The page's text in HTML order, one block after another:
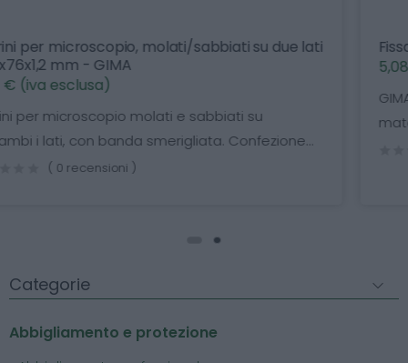
Fissatore spray per citologia, 200 ml - GIMA
5,08 € (iva esclusa)
GIMAFIX. Fissatore citologico indicato per fissare il
materiale cellulare strisciato sul vetrino...
( 0 recensioni )
Categorie
Abbigliamento e protezione